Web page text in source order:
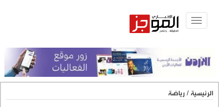
Toggle
الرئيسية / رياضة